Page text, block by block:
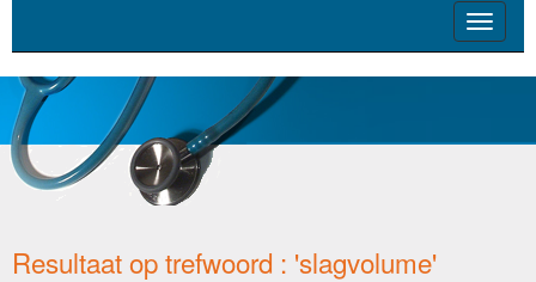
Toggle
Resultaat op trefwoord : 'slagvolume'